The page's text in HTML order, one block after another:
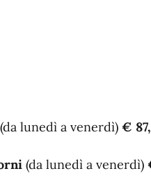
lunedì a venerdì) €
(da lunedì a venerdì)